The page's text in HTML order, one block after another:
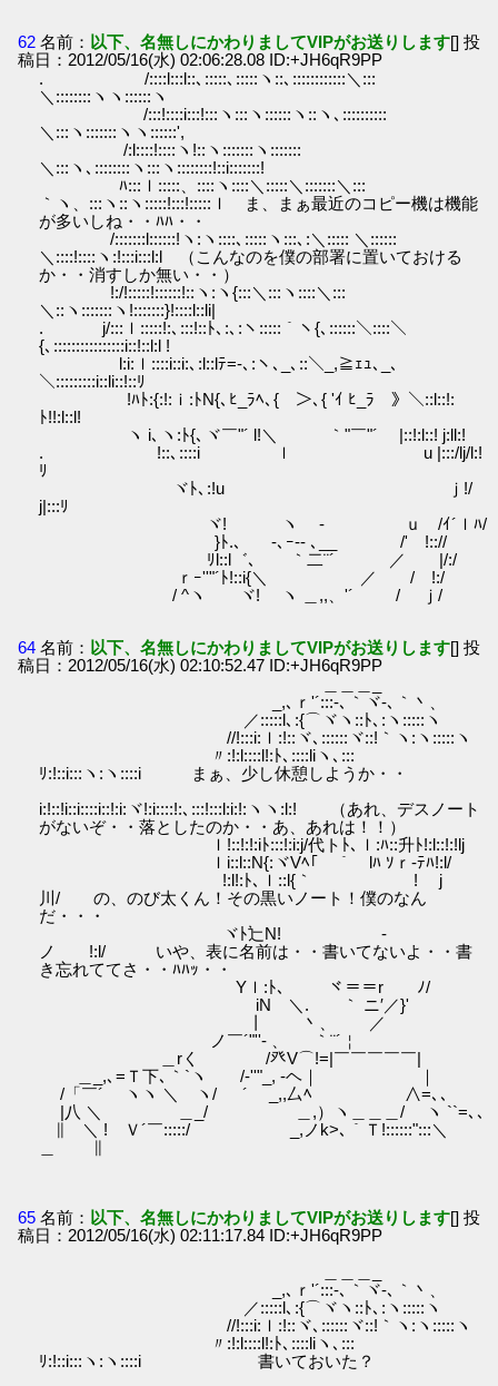
62 名前： 以下、名無しにかわりましてVIPがお送りします[] 投
稿日：2012/05/16(水) 02:06:28.08 ID:+JH6qR9PP
. /::::l:::l::､:::::､:::::ヽ::､::::::::::::＼:::
＼::::::::ヽヽ::::::ヽ
/:::!::::i:::!:::ヽ:::ヽ::::::ヽ::ヽ､::::::::::
＼:::ヽ:::::::ヽヽ::::::',
/:l::::!::::ヽ!::ヽ:::::::ヽ:::::::
＼:::ヽ､::::::::ヽ:::ヽ::::::::!::i:::::::!
ﾊ:::ｌ:::::、::::ヽ::::＼:::::＼:::::::＼:::
｀ヽ、:::ヽ::ヽ:::::!:::!:::::ｌ ま、まぁ最近のコピー機は機能
が多いしね・・ﾊﾊ・・
/:::::::l::::::!ヽ:ヽ::::､:::::ヽ:::､:＼::::: ＼::::::
＼::::!::::ヽ:!:::i:::l:l （こんなのを僕の部署に置いておける
か・・消すしか無い・・）
!:/!:::::!::::::!::ヽ:ヽ{:::＼:::ヽ::::＼:::
＼::ヽ:::::::ヽ!:::::::}!::::l::li|
. j/:::ｌ:::::!:､:::!::ﾄ､:､:ヽ:::::｀ヽ{､::::::＼::::＼
{､::::::::::::::::i::!::l:l !
l:i:ｌ::::i::i:､:l::lﾃ=-､:ヽ､_､::＼_,≧ｪｭ､_､
＼:::::::::i::li::!::ﾘ
!ﾊﾄ:{:!:ｉ:ﾄN{､ﾋ_ﾗﾍ､{ ＞､{ 'ｲ ﾋ_ﾗ 》＼::l::!:
ﾄ!!:l::l!
ヽ i､ヽ:ﾄ{､ヾ￣"´ l!＼ ｀"￣"´ |::!:l::! j:ll:!
. !::､::::i ｌ u |:::/lj/l:!
ﾘ
ヾﾄ､:!u ｊ!/
j|:::ﾘ
ヾ! ヽ ‐ ｕ /ｲ´ｌﾊ/
}ﾄ.、 -､ｰ-- ､__ /' !:://
ﾘl::l゛､ ｀二¨´ ／ |/:/
ｒｰ''"´ﾄ!::i{＼ ／ / !:/
/ ^ヽ ヾ! ヽ ＿,,、'´ / ｊ/
64 名前： 以下、名無しにかわりましてVIPがお送りします[] 投
稿日：2012/05/16(水) 02:10:52.47 ID:+JH6qR9PP
_,､ｒ'´:::‐､｀ヾ‐､｀丶、
／:::::l､:{⌒ヾヽ::ﾄ､:ヽ:::::ヽ
//!:::i:ｌ:!::ヾ､::::::ヾ::!｀ヽ:ヽ:::::ヽ
〃:!:l::::l!:ﾄ､::::liヽ､:::
ﾘ:!::i:::ヽ:ヽ::::i まぁ、少し休憩しようか・・
i:!::!i::i::::i::!:i:ヾ!:i::::!:､:::!:::l:i:!:ヽヽ:l:! （あれ、デスノート
がないぞ・・落としたのか・・あ、あれは！！）
ｌ!::!:!:iﾄ:::!:i:j/代トﾄ､ｌ:ﾊ::升ﾄ!:l::!:!lj
ｌi::l::N{:ヾVﾍ｢￣｀ lﾊ ｿｒ‐ﾃﾊ!:l/
!:l!:ﾄ､ｌ::l{｀ ! j
川/ の、のび太くん！その黒いノート！僕のなん
だ・・・
ヾﾄ辷N! ‐
ノ !:l/ いや、表に名前は・・書いてないよ・・書
き忘れててさ・・ﾊﾊｯ・・
Yｌ:ﾄ､ ヾ＝＝r ﾉ/
iN ＼. ｀ ニ′／}'
丨 丶、 ／
ノ￣´"''‐ 、 ｀¨´￤
＿rく /癶V⌒!=|￣￣￣￣￣|
＿_,､=Ｔ下､｀`ヽ /‐''"_, -ヘ｜ ｜
/「￣´ ヽヽ ＼ ヽ/ ´ _,,厶ﾍ ∧=､､
|八 ＼ ＿_/ ＿,）ヽ＿＿＿/ ヽ ``=､､
∥ ＼ ! Ｖ´￣:::::/ _,ノk>､｀Ｔ!::::::":::＼
＿ ∥
65 名前： 以下、名無しにかわりましてVIPがお送りします[] 投
稿日：2012/05/16(水) 02:11:17.84 ID:+JH6qR9PP
_,､ｒ'´:::‐､｀ヾ‐､｀丶、
／:::::l､:{⌒ヾヽ::ﾄ､:ヽ:::::ヽ
//!:::i:ｌ:!::ヾ､::::::ヾ::!｀ヽ:ヽ:::::ヽ
〃:!:l::::l!:ﾄ､::::liヽ､:::
ﾘ:!::i:::ヽ:ヽ::::i 書いておいた？